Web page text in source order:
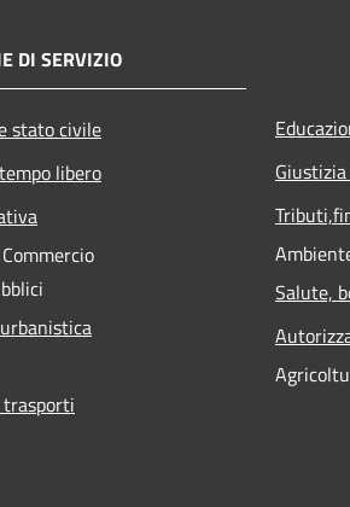
DI SERVIZIO
stato civile
libero
Salute,